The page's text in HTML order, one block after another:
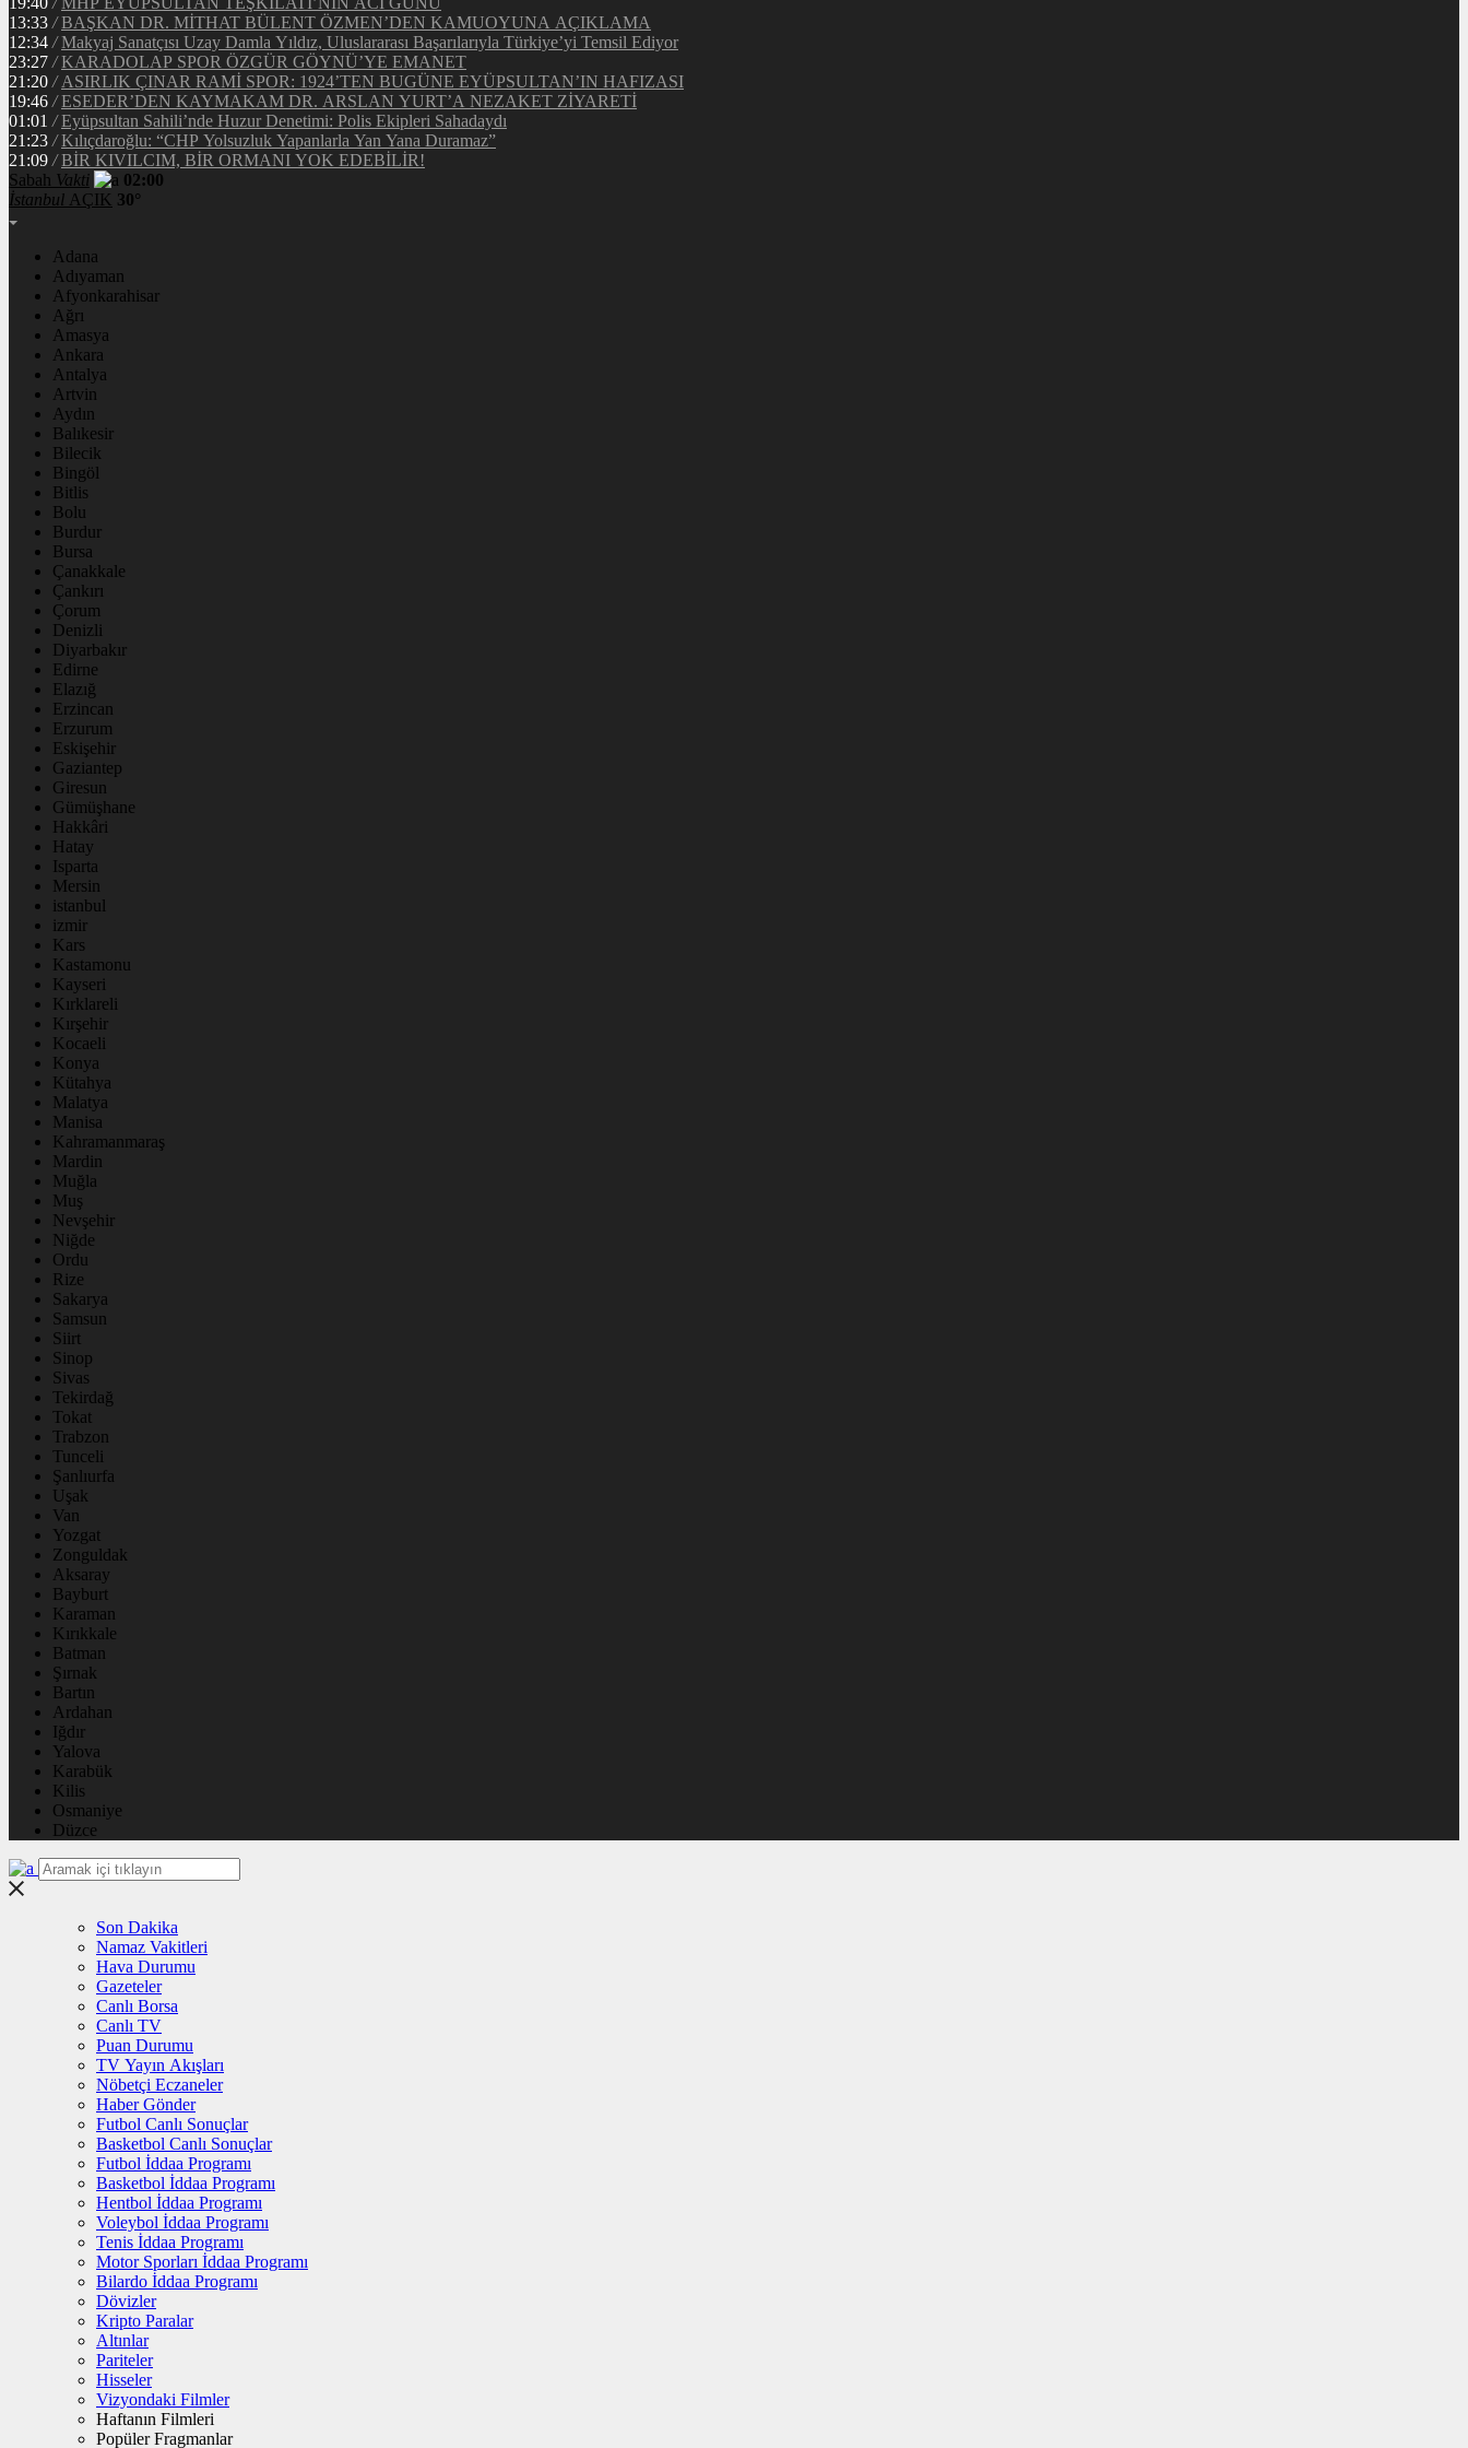
13:33 / BAŞKAN DR. MİTHAT BÜLENT ÖZMEN’DEN KAMUOYUNA AÇIKLAMA
12:34 / Makyaj Sanatçısı Uzay Damla Yıldız, Uluslararası Başarılarıyla Türkiye’yi Temsil Ediyor
23:27 / KARADOLAP SPOR ÖZGÜR GÖYNÜ’YE EMANET
21:20 / ASIRLIK ÇINAR RAMİ SPOR: 1924’TEN BUGÜNE EYÜPSULTAN’IN HAFIZASI
19:46 / ESEDER’DEN KAYMAKAM DR. ARSLAN YURT’A NEZAKET ZİYARETİ
01:01 / Eyüpsultan Sahili’nde Huzur Denetimi: Polis Ekipleri Sahadaydı
21:23 / Kılıçdaroğlu: “CHP Yolsuzluk Yapanlarla Yan Yana Duramaz”
21:09 / BİR KIVILCIM, BİR ORMANI YOK EDEBİLİR!
Sabah Vakti
02:00
İstanbul AÇIK 30°
Adana
Adıyaman
Afyonkarahisar
Ağrı
Amasya
Ankara
Antalya
Artvin
Aydın
Balıkesir
Bilecik
Bingöl
Bitlis
Bolu
Burdur
Bursa
Çanakkale
Çankırı
Çorum
Denizli
Diyarbakır
Edirne
Elazığ
Erzincan
Erzurum
Eskişehir
Gaziantep
Giresun
Gümüşhane
Hakkâri
Hatay
Isparta
Mersin
istanbul
izmir
Kars
Kastamonu
Kayseri
Kırklareli
Kırşehir
Kocaeli
Konya
Kütahya
Malatya
Manisa
Kahramanmaraş
Mardin
Muğla
Muş
Nevşehir
Niğde
Ordu
Rize
Sakarya
Samsun
Siirt
Sinop
Sivas
Tekirdağ
Tokat
Trabzon
Tunceli
Şanlıurfa
Uşak
Van
Yozgat
Zonguldak
Aksaray
Bayburt
Karaman
Kırıkkale
Batman
Şırnak
Bartın
Ardahan
Iğdır
Yalova
Karabük
Kilis
Osmaniye
Düzce
Son Dakika
Namaz Vakitleri
Hava Durumu
Gazeteler
Canlı Borsa
Canlı TV
Puan Durumu
TV Yayın Akışları
Nöbetçi Eczaneler
Haber Gönder
Futbol Canlı Sonuçlar
Basketbol Canlı Sonuçlar
Futbol İddaa Programı
Basketbol İddaa Programı
Hentbol İddaa Programı
Voleybol İddaa Programı
Tenis İddaa Programı
Motor Sporları İddaa Programı
Bilardo İddaa Programı
Dövizler
Kripto Paralar
Altınlar
Pariteler
Hisseler
Vizyondaki Filmler
Haftanın Filmleri
Popüler Fragmanlar